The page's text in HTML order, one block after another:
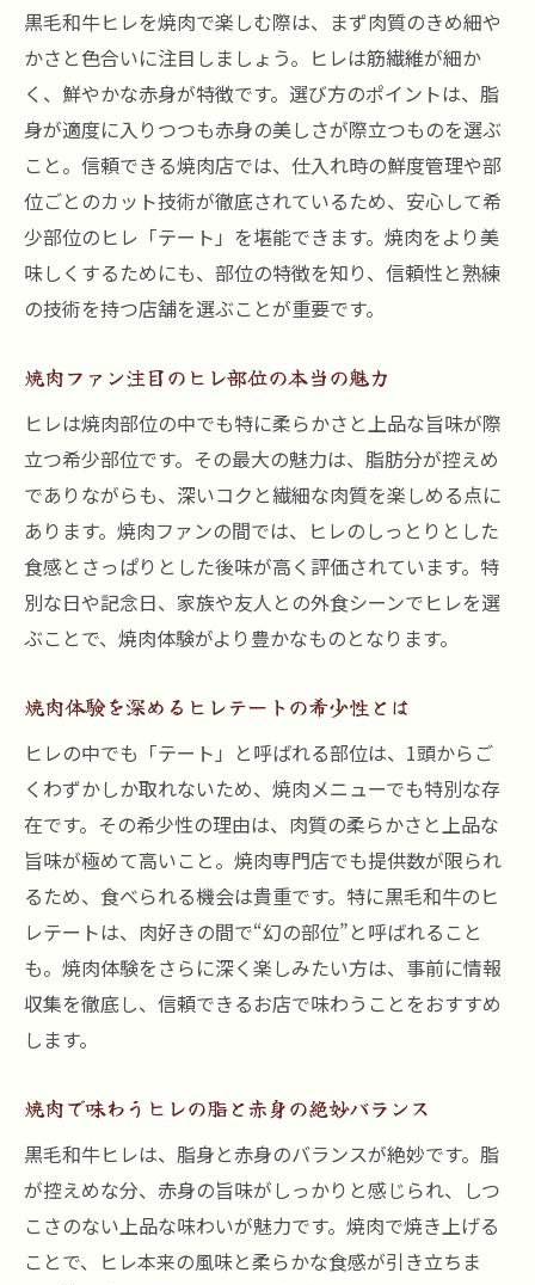
黒毛和牛ヒレを焼肉で楽しむ際は、まず肉質のきめ細や
かさと色合いに注目しましょう。ヒレは筋繊維が細か
く、鮮やかな赤身が特徴です。選び方のポイントは、脂
身が適度に入りつつも赤身の美しさが際立つものを選ぶ
こと。信頼できる焼肉店では、仕入れ時の鮮度管理や部
位ごとのカット技術が徹底されているため、安心して希
少部位のヒレ「テート」を堪能できます。焼肉をより美
味しくするためにも、部位の特徴を知り、信頼性と熟練
の技術を持つ店舗を選ぶことが重要です。
焼肉ファン注目のヒレ部位の本当の魅力
ヒレは焼肉部位の中でも特に柔らかさと上品な旨味が際
立つ希少部位です。その最大の魅力は、脂肪分が控えめ
でありながらも、深いコクと繊細な肉質を楽しめる点に
あります。焼肉ファンの間では、ヒレのしっとりとした
食感とさっぱりとした後味が高く評価されています。特
別な日や記念日、家族や友人との外食シーンでヒレを選
ぶことで、焼肉体験がより豊かなものとなります。
焼肉体験を深めるヒレテートの希少性とは
ヒレの中でも「テート」と呼ばれる部位は、1頭からご
くわずかしか取れないため、焼肉メニューでも特別な存
在です。その希少性の理由は、肉質の柔らかさと上品な
旨味が極めて高いこと。焼肉専門店でも提供数が限られ
るため、食べられる機会は貴重です。特に黒毛和牛のヒ
レテートは、肉好きの間で“幻の部位”と呼ばれること
も。焼肉体験をさらに深く楽しみたい方は、事前に情報
収集を徹底し、信頼できるお店で味わうことをおすすめ
します。
焼肉で味わうヒレの脂と赤身の絶妙バランス
黒毛和牛ヒレは、脂身と赤身のバランスが絶妙です。脂
が控えめな分、赤身の旨味がしっかりと感じられ、しつ
こさのない上品な味わいが魅力です。焼肉で焼き上げる
ことで、ヒレ本来の風味と柔らかな食感が引き立ちま